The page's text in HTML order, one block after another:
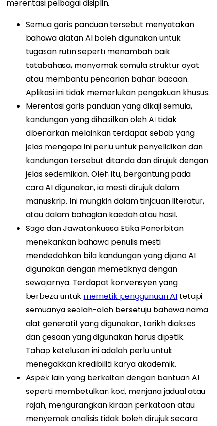
merentasi pelbagai disiplin.
Semua garis panduan tersebut menyatakan
bahawa alatan AI boleh digunakan untuk
tugasan rutin seperti menambah baik
tatabahasa, menyemak semula struktur ayat
atau membantu pencarian bahan bacaan.
Aplikasi ini tidak memerlukan pengakuan khusus.
Merentasi garis panduan yang dikaji semula,
kandungan yang dihasilkan oleh AI tidak
dibenarkan melainkan terdapat sebab yang
jelas mengapa ini perlu untuk penyelidikan dan
kandungan tersebut ditanda dan dirujuk dengan
jelas sedemikian. Oleh itu, bergantung pada
cara AI digunakan, ia mesti dirujuk dalam
manuskrip. Ini mungkin dalam tinjauan literatur,
atau dalam bahagian kaedah atau hasil.
Sage dan Jawatankuasa Etika Penerbitan
menekankan bahawa penulis mesti
mendedahkan bila kandungan yang dijana AI
digunakan dengan memetiknya dengan
sewajarnya. Terdapat konvensyen yang
berbeza untuk memetik penggunaan AI tetapi
semuanya seolah-olah bersetuju bahawa nama
alat generatif yang digunakan, tarikh diakses
dan gesaan yang digunakan harus dipetik.
Tahap ketelusan ini adalah perlu untuk
menegakkan kredibiliti karya akademik.
Aspek lain yang berkaitan dengan bantuan AI
seperti membetulkan kod, menjana jadual atau
rajah, mengurangkan kiraan perkataan atau
menyemak analisis tidak boleh dirujuk secara